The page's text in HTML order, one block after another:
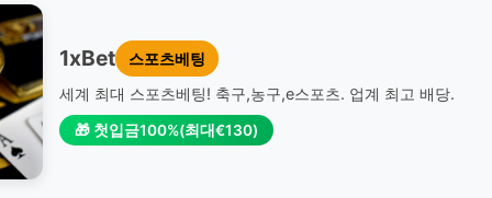
1xBet
스포츠베팅
세계 최대 스포츠베팅! 축구,농구,e스포츠. 업계 최고 배당.
🎁 첫입금100%(최대€130)